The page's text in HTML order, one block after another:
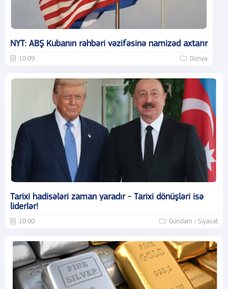
NYT: ABŞ Kubanın rəhbəri vəzifəsinə namizəd axtarır
10:09 Dünya
Tarixi hadisələri zaman yaradır - Tarixi dönüşləri isə
liderlər!
10:00 Gündəm / Siyasət